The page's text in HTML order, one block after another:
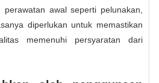
awal seperti pelunakan,
diperlukan untuk memastikan
memenuhi persyaratan dari